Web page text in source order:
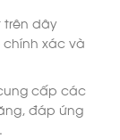
trên dây
chính xác và
cấp các
đáp ứng